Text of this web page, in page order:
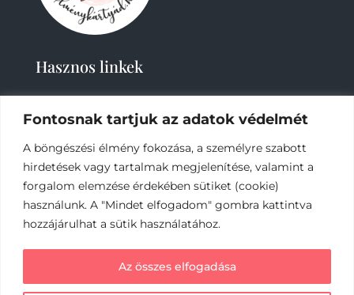
Fontosnak tartjuk az adatok védelmét
A böngészési élmény fokozása, a személyre szabott
hirdetések vagy tartalmak megjelenítése, valamint a
forgalom elemzése érdekében sütiket (cookie)
használunk. A "Mindet elfogadom" gombra kattintva
hozzájárulhat a sütik használatához.
Az összes elfogadása
Hasznos linkek
2019-2023 – Élménykártyád-Nagy Tímea © Minden
jog fenntartva.
Az online fizetést a Barion Payment Zrt. biztosítja,
MNB engedély száma: H-EN-I-1064/2013